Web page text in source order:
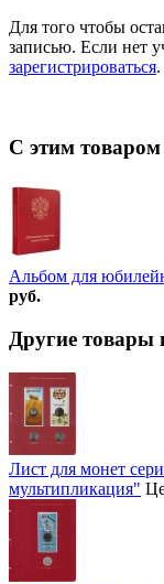
Для того чтобы
записью. Если нет
зарегистрироваться.
С этим
Альбом для
руб.
Другие товары
Лист для монет
мультипликация"